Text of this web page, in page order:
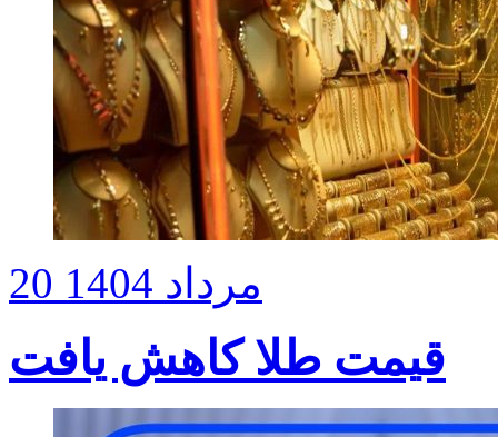
20 مرداد 1404
قیمت طلا کاهش یافت